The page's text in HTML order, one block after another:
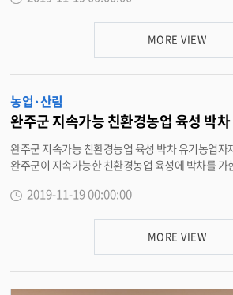
에서 이루어진 이번 산지체험은 재배 시설 견학과
복지 활동을 젊은 귀농인들이 함께 도와 운영하고 있
장이다. 특히, 생산자와의 간담회를 통해 참여자들이 생산 과정의 어려움을
이해하고, 환경 농업을 지향하는 로컬푸드의 가치에
산자도 상황에 따라 변수가 많은 급식 소비 현장에
를 이해했다. 공공급식지원센터 관계자는 “전북 혁신도시 공공기관 중 완주
상생의 가치를 공감하고, 지속 가능성을 높일 수 있
리를 좁혀 나가기 위한 프로그램을 지속적으로 확대하겠
MORE VIEW
농업·산림
완주군 지속가능 친환경농업 육성 박차
완주군 지속가능 친환경농업 육성 박차 유기농업자재?녹비작물 종자 등 지원
완주군이 지속가능한 친환경농업 육성에 박차를 가한다. 18일 완주군
통해 지력증진, 농약·화학비료 사용감소를 유도함
농업자재·자재원료·천적 등을 구입하는 비용 일부
2019-11-19 00:00:00
MORE VIEW